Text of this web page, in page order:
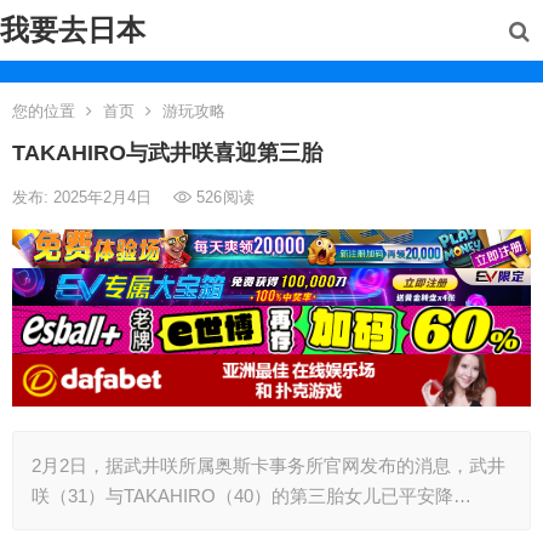
我要去日本
您的位置 首页 游玩攻略
TAKAHIRO与武井咲喜迎第三胎
发布: 2025年2月4日 526阅读
2月2日，据武井咲所属奥斯卡事务所官网发布的消息，武井
咲（31）与TAKAHIRO（40）的第三胎女儿已平安降…